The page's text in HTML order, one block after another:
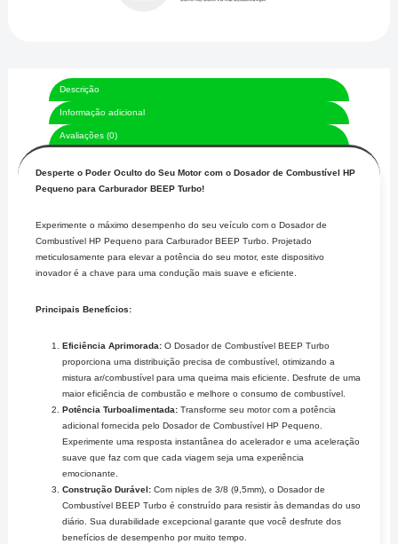
Descrição
Informação adicional
Avaliações (0)
Desperte o Poder Oculto do Seu Motor com o Dosador de Combustível HP
Pequeno para Carburador BEEP Turbo!
Experimente o máximo desempenho do seu veículo com o Dosador de
Combustível HP Pequeno para Carburador BEEP Turbo. Projetado
meticulosamente para elevar a potência do seu motor, este dispositivo
inovador é a chave para uma condução mais suave e eficiente.
Principais Benefícios:
Eficiência Aprimorada: O Dosador de Combustível BEEP Turbo
proporciona uma distribuição precisa de combustível, otimizando a
mistura ar/combustível para uma queima mais eficiente. Desfrute de uma
maior eficiência de combustão e melhore o consumo de combustível.
Potência Turboalimentada: Transforme seu motor com a potência
adicional fornecida pelo Dosador de Combustível HP Pequeno.
Experimente uma resposta instantânea do acelerador e uma aceleração
suave que faz com que cada viagem seja uma experiência
emocionante.
Construção Durável: Com niples de 3/8 (9,5mm), o Dosador de
Combustível BEEP Turbo é construído para resistir às demandas do uso
diário. Sua durabilidade excepcional garante que você desfrute dos
benefícios de desempenho por muito tempo.